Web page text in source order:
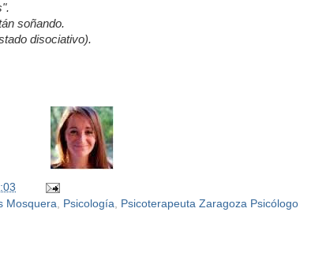
soñando.
disociativo).
Mosquera, Psicología, Psicoterapeuta Zaragoza Psicólogo